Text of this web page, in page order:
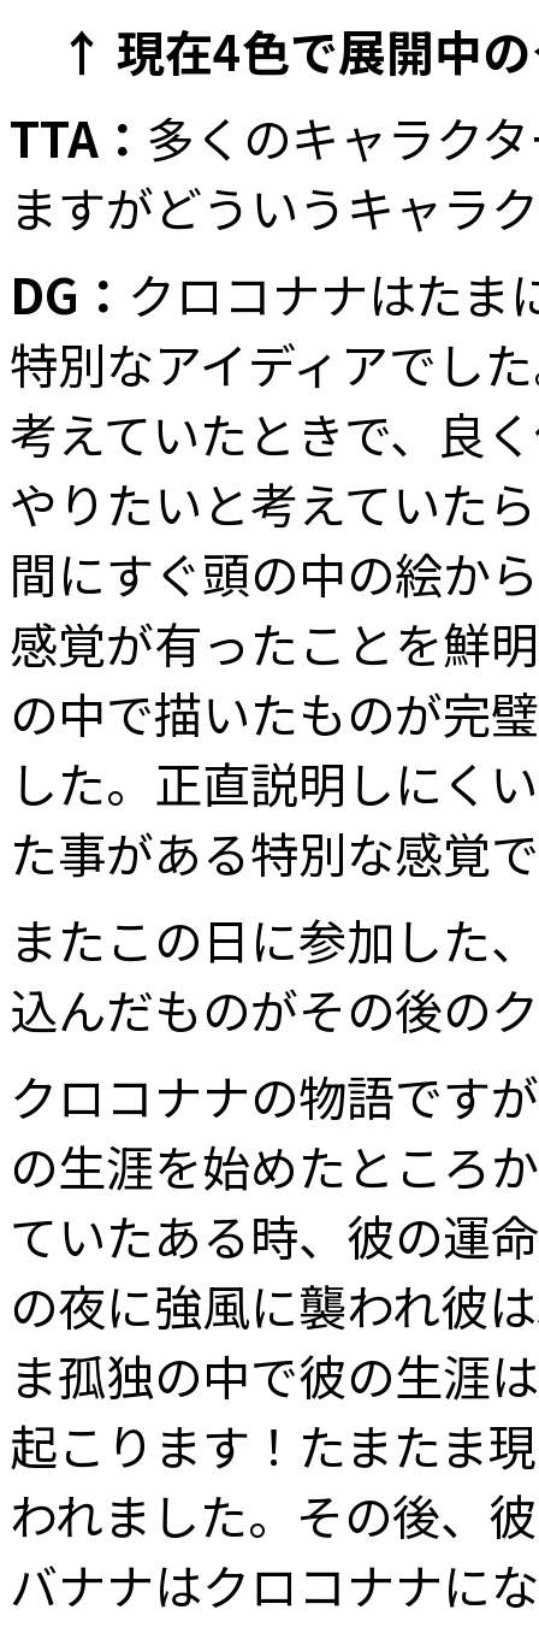
↑ 現在4色で展開中
TTA： 多くのキャラク
ますがどういうキャラ
DG： クロコナナはたま
特別なアイディアでし
考えていたときで、良
やりたいと考えていた
間にすぐ頭の中の絵か
感覚が有ったことを鮮
の中で描いたものが完
した。正直説明しにく
た事がある特別な感覚
またこの日に参加した
込んだものがその後の
クロコナナの物語です
の生涯を始めたところ
ていたある時、彼の運
の夜に強風に襲われ彼
ま孤独の中で彼の生涯
起こります！たまたま
われました。その後、
バナナはクロコナナに